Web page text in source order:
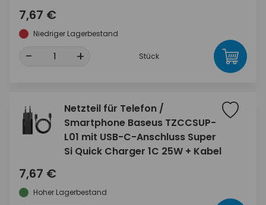
7,67 €
Niedriger Lagerbestand
- + Stück
Netzteil für Telefon /
Smartphone Baseus TZCCSUP-
L01 mit USB-C-Anschluss Super
Si Quick Charger 1C 25W + Kabel
7,67 €
Hoher Lagerbestand